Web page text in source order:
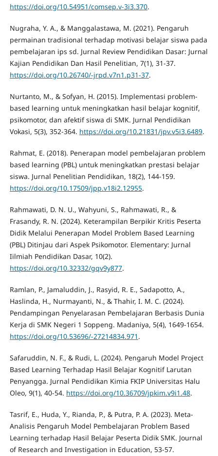
https://doi.org/10.54951/comsep.v-3i3.370.
Nugraha, Y. A., & Manggalastawa, M. (2021). Pengaruh
permainan tradisional terhadap motivasi belajar siswa pada
pembelajaran ips sd. Jurnal Review Pendidikan Dasar: Jurnal
Kajian Pendidikan Dan Hasil Penelitian, 7(1), 31-37.
https://doi.org/10.26740/-jrpd.v7n1.p31-37.
Nurtanto, M., & Sofyan, H. (2015). Implementasi problem-
based learning untuk meningkatkan hasil belajar kognitif,
psikomotor, dan afektif siswa di SMK. Jurnal Pendidikan
Vokasi, 5(3), 352-364. https://doi.org/10.21831/jpv.v5i3.6489.
Rahmat, E. (2018). Penerapan model pembelajaran problem
based learning (PBL) untuk meningkatkan prestasi belajar
siswa. Jurnal Penelitian Pendidikan, 18(2), 144-159.
https://doi.org/10.17509/jpp.v18i2.12955.
Rahmawati, D. N. U., Wahyuni, S., Rahmawati, R., &
Frasandy, R. N. (2024). Keterampilan Berpikir Kritis Peserta
Didik Melalui Penerapan Model Problem Based Learning
(PBL) Ditinjau dari Aspek Psikomotor. Elementary: Jurnal
Iilmiah Pendidikan Dasar, 10(2).
https://doi.org/10.32332/gqv9y877.
Ramlan, P., Jamaluddin, J., Rasyid, R. E., Sadapotto, A.,
Haslinda, H., Nurmayanti, N., & Thahir, I. M. C. (2024).
Pendampingan Penyelarasan Pembelajaran Berbasis Dunia
Kerja di SMK Negeri 1 Soppeng. Madaniya, 5(4), 1649-1654.
https://doi.org/10.53696/-27214834.971 .
Safaruddin, N. F., & Rudi, L. (2024). Pengaruh Model Project
Based Learning Terhadap Hasil Belajar Kognitif Larutan
Penyangga. Jurnal Pendidikan Kimia FKIP Universitas Halu
Oleo, 9(1), 40-54. https://doi.org/10.36709/jpkim.v9i1.48.
Tasrif, E., Huda, Y., Rianda, P., & Putra, P. A. (2023). Meta-
Analisis Pengaruh Model Pembelajaran Problem Based
Learning terhadap Hasil Belajar Peserta Didik SMK. Journal
of Research and Investigation in Education, 53-57.